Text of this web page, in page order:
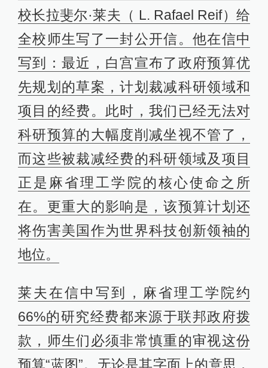
校长拉斐尔·莱夫（ L. Rafael Reif）给
全校师生写了一封公开信。他在信中
写到：最近，白宫宣布了政府预算优
先规划的草案，计划裁减科研领域和
项目的经费。此时，我们已经无法对
科研预算的大幅度削减坐视不管了，
而这些被裁减经费的科研领域及项目
正是麻省理工学院的核心使命之所
在。更重大的影响是，该预算计划还
将伤害美国作为世界科技创新领袖的
地位。
莱夫在信中写到，麻省理工学院约
66%的研究经费都来源于联邦政府拨
款，师生们必须非常慎重的审视这份
预算“蓝图”。无论是其字面上的意思，